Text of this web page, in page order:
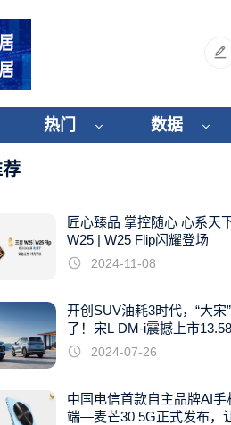
热门 数据
匠心臻品 掌控随心 心系天
W25 | W25 Flip闪耀登场
2024-11-08
开创SUV油耗3时代，“大宋
了！宋L DM-i震撼上市
起
2024-07-26
中国电信首款自主品牌AI手
端—麦芒30 5G正式发布，